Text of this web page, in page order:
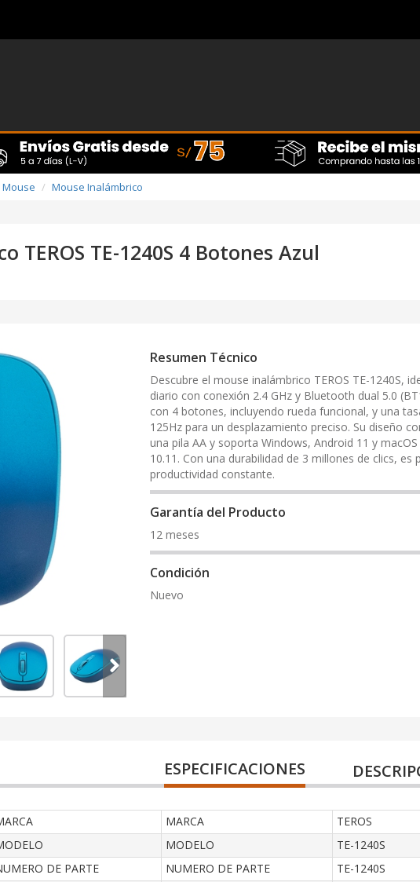
Mouse Mouse Inalámbrico
TEROS TE-1240S 4 Botones Azul
Resumen Técnico
Descubre el mouse inalámbrico TEROS TE-1240S,
diario con conexión 2.4 GHz y Bluetooth dual 5.0
con 4 botones, incluyendo rueda funcional, y una
125Hz para un desplazamiento preciso. Su diseño
una pila AA y soporta Windows, Android 11 y
10.11. Con una durabilidad de 3 millones de clics, es
productividad constante.
Garantía del Producto
12 meses
Condición
Nuevo
ESPECIFICACIONES
MARCA
TEROS
MODELO
TE-1240S
DE PARTE
NUMERO DE PARTE TE-1240S